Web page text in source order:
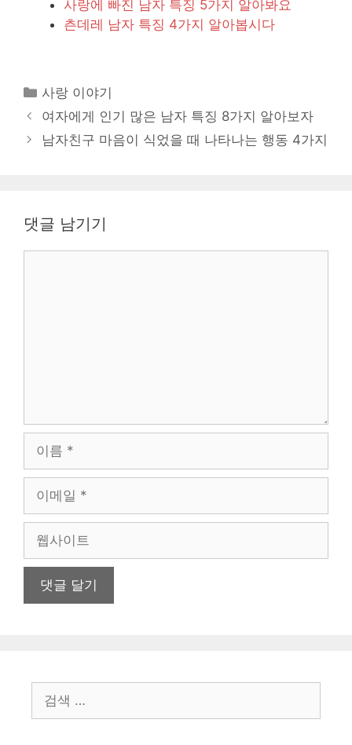
사랑에 빠진 남자 특징 5가지 알아봐요
츤데레 남자 특징 4가지 알아봅시다
카
테
리
사랑 이야기
여자에게 인기 많은 남자 특징 8가지 알아보자
남자친구 마음이 식었을 때 나타나는 행동 4가지
댓글 남기기
일
이
색: